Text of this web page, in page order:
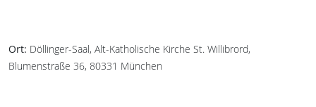
Ort: Döllinger-Saal, Alt-Katholische Kirche St. Willibrord,
Blumenstraße 36, 80331 München